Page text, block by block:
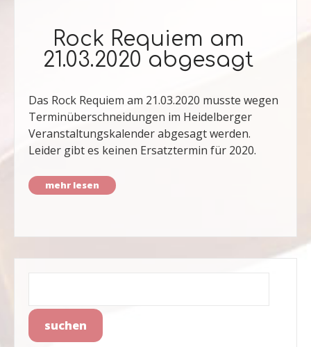
Rock Requiem am
21.03.2020 abgesagt
Das Rock Requiem am 21.03.2020 musste wegen
Terminüberschneidungen im Heidelberger
Veranstaltungskalender abgesagt werden.
Leider gibt es keinen Ersatztermin für 2020.
mehr lesen